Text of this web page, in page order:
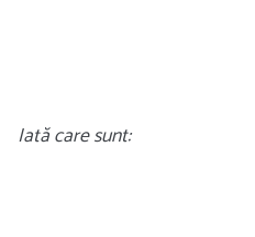
Iată care sunt: